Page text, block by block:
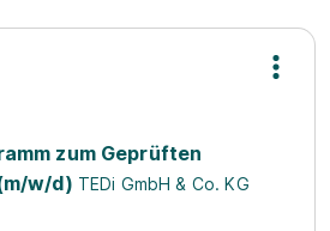
zum Geprüften
w/d) TEDi GmbH & Co. KG